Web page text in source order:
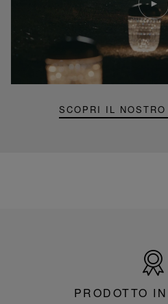
SCOPRI IL
Video
lampada
mini
PRODOTTO